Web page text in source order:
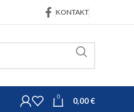
KONTAKT
0 0,00€